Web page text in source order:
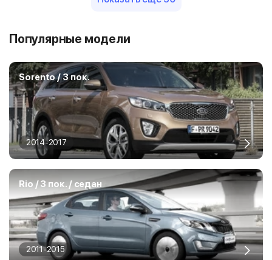
Популярные модели
Sorento / 3 пок.
2014-2017
Rio / 3 пок. / седан
2011-2015